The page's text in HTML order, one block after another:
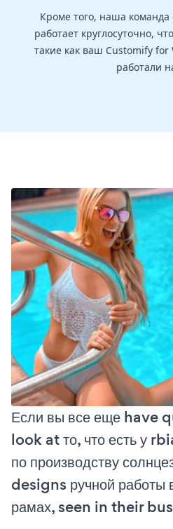
Кроме того, наша
работает круглосуточно,
такие как ваш Customify for
работали
Если вы все еще have
look at то, что есть у
по производству
designs ручной работы
рамах, seen in their